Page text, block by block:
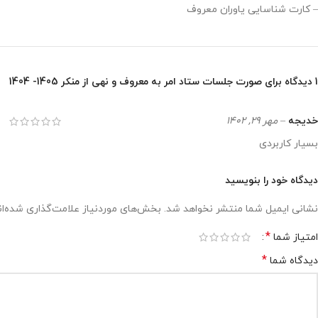
– کارت شناسایی یاوران معروف
1 دیدگاه برای صورت جلسات ستاد امر به معروف و نهی از منکر 1405- 1404
خدیجه – مهر 29, 1402
بسیار کاربردی
دیدگاه خود را بنویسید
نشانی ایمیل شما منتشر نخواهد شد. بخش‌های موردنیاز علامت‌گذاری
امتیاز شما *
دیدگاه شما *